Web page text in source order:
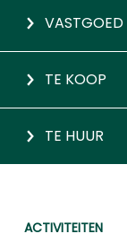
VASTGOED
TE KOOP
TE HUUR
ACTIVITEITEN